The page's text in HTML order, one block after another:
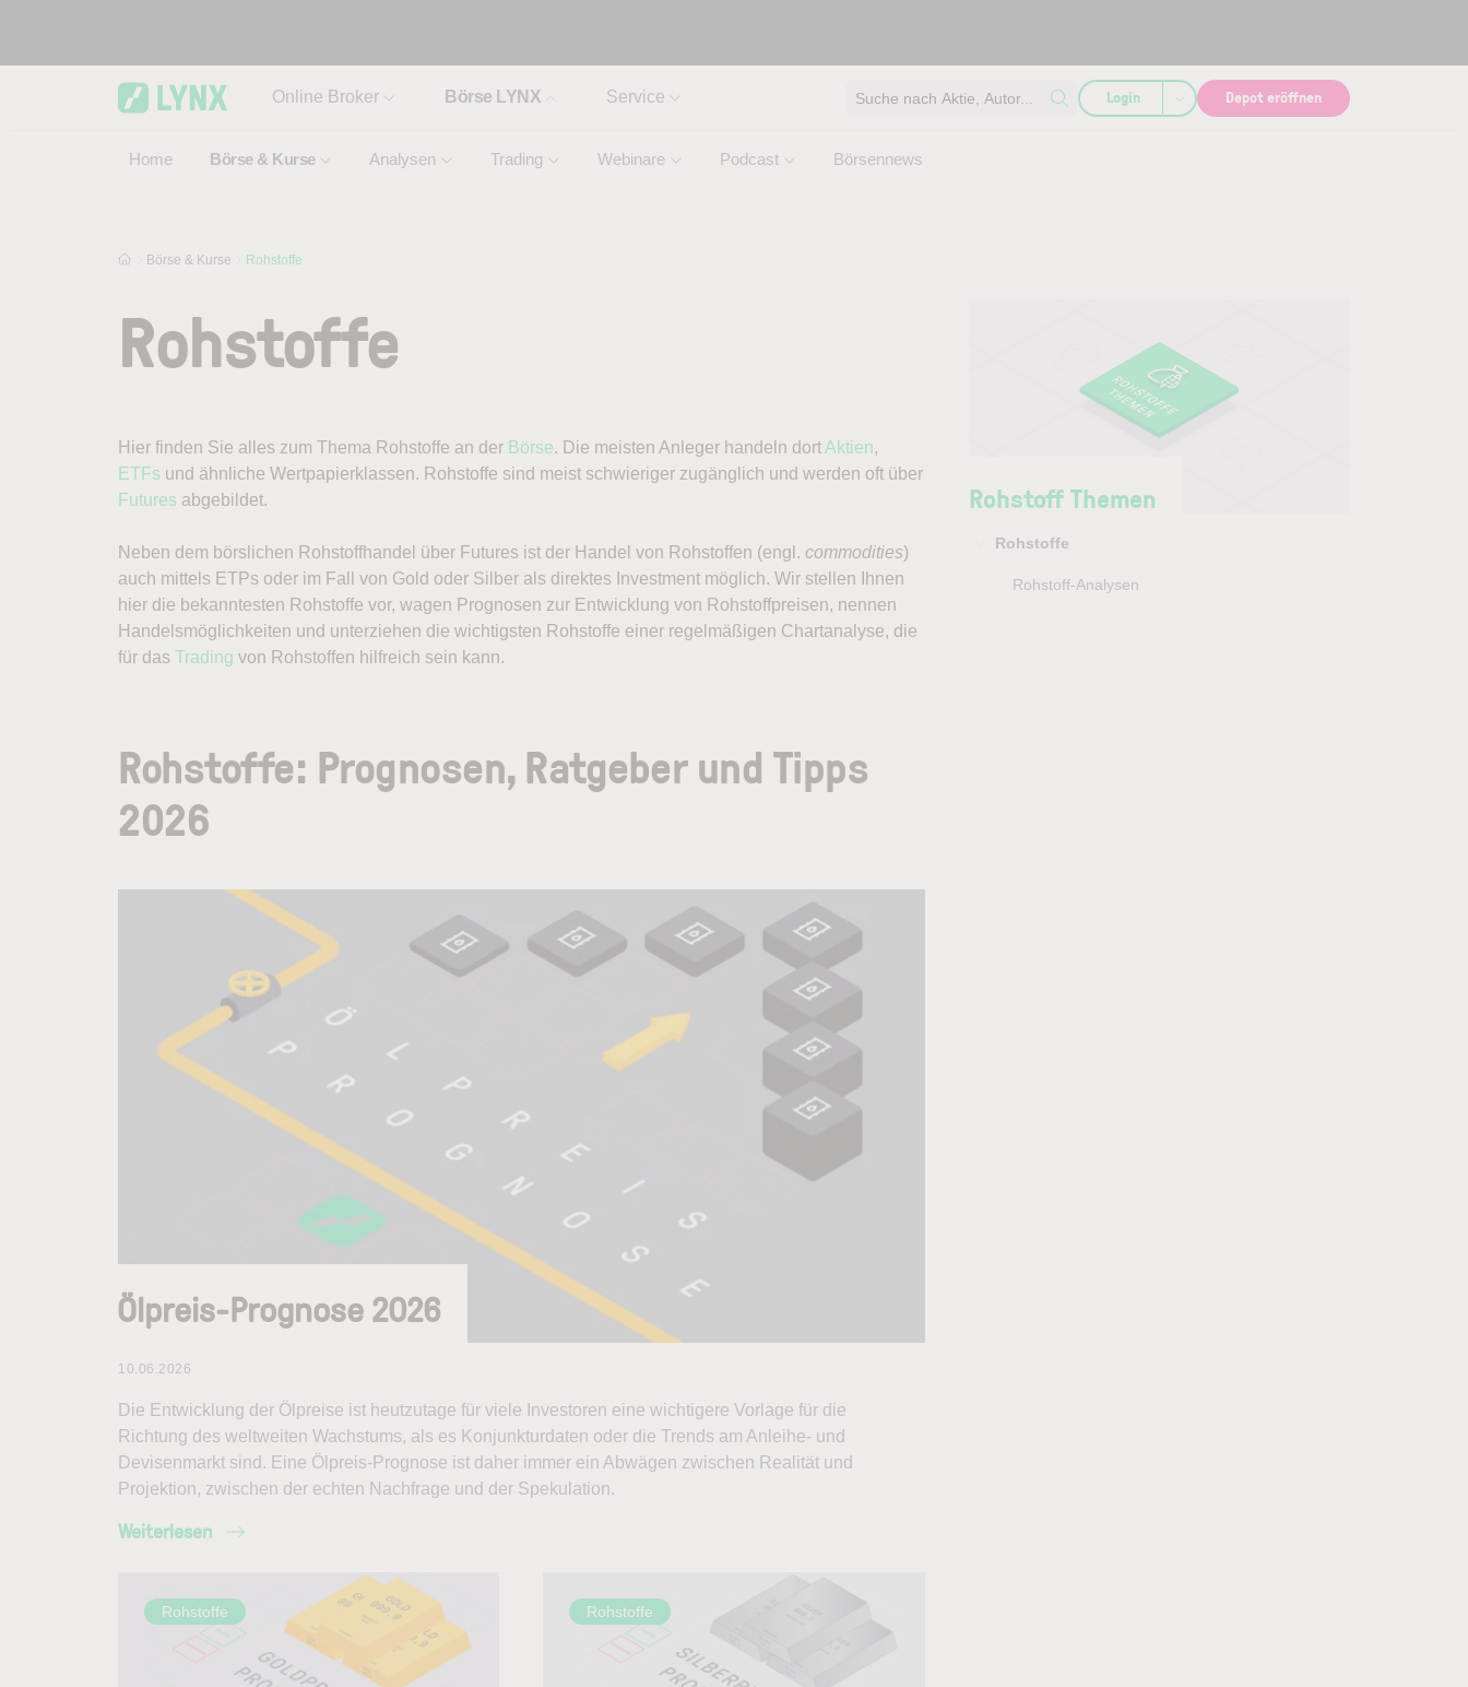
Online Broker Börse LYNX
Home Börse & Kurse Analysen Trading Webinare Podcast Börsennews
Service Suche nach Aktie, Autor... Login Depot eröffnen
Börse & Kurse Rohstoffe
Rohstoffe
Hier finden Sie alles zum Thema Rohstoffe an der Börse. Die meisten Anleger handeln dortAktien,
ETFs und ähnliche Wertpapierklassen. Rohstoffe sind meist schwieriger zugänglich und werden oft über
Futures abgebildet.
Neben dem börslichen Rohstoffhandel über Futures ist der Handel von Rohstoffen (engl. commodities)
auch mittels ETPs oder im Fall von Gold oder Silber als direktes Investment möglich. Wir stellen Ihnen
hier die bekanntesten Rohstoffe vor, wagen Prognosen zur Entwicklung von Rohstoffpreisen, nennen
Handelsmöglichkeiten und unterziehen die wichtigsten Rohstoffe einer regelmäßigen Chartanalyse, die
für das Trading von Rohstoffen hilfreich sein kann.
Rohstoffe: Prognosen, Ratgeber und Tipps
2026
Ölpreis-Prognose 2026
10.06.2026
Die Entwicklung der Ölpreise ist heutzutage für viele Investoren eine wichtigere Vorlage für die
Richtung des weltweiten Wachstums, als es Konjunkturdaten oder die Trends am Anleihe- und
Devisenmarkt sind. Eine Ölpreis-Prognose ist daher immer ein Abwägen zwischen Realität und
Projektion, zwischen der echten Nachfrage und der Spekulation.
Weiterlesen
Rohstoffe Rohstoffe
Rohstoff Themen
Rohstoffe
Rohstoff-Analysen